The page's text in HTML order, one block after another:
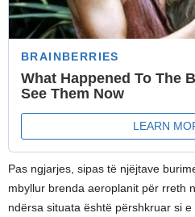
Pas ngjarjes, sipas të njëjtave
mbyllur brenda aeroplanit për rreth
ndërsa situata është përshkruar si e